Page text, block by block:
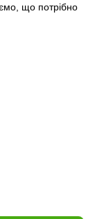
що потрібно